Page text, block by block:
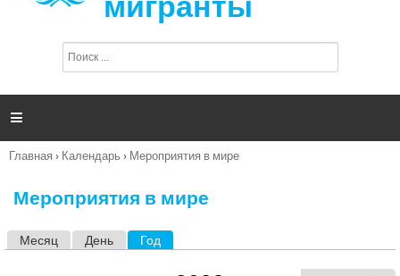
п
и

Вы
Главная › Календарь › Мероприятия в мире
Мероприятия в мире
Месяц День Год